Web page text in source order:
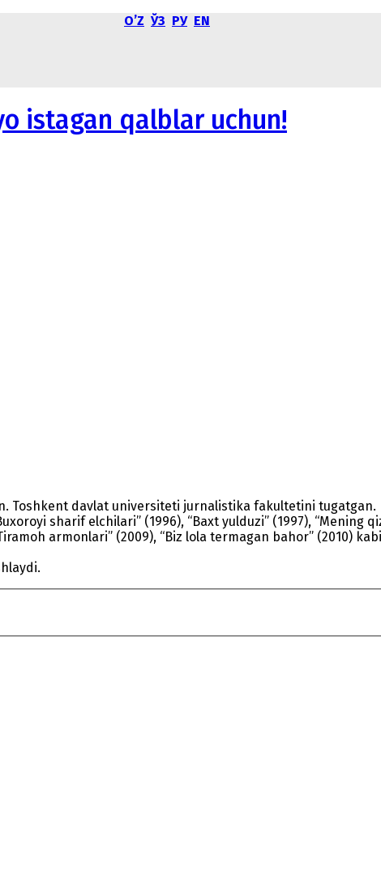
OʼZ ЎЗ РУ EN
Toshkent davlat universiteti jurnalistika fakultetini tugatgan.
sharif elchilari” (1996), “Baxt yulduzi” (1997), “Mening
armonlari” (2009), “Biz lola termagan bahor” (2010)